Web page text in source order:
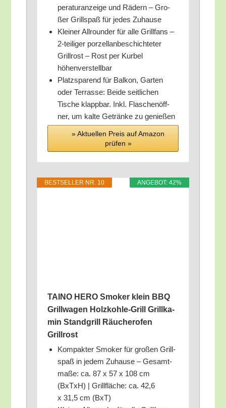
pe­ra­tur­an­zei­ge und Rädern – Gro­
ßer Grill­spaß für jedes Zuhause
Klei­ner All­roun­der für alle Grill­fans –
2‑teiliger por­zel­lan­be­schich­te­ter
Grill­rost – Rost per Kur­bel
höhenverstellbar
Platz­spa­rend für Bal­kon, Gar­ten
oder Ter­ras­se: Bei­de seit­li­chen
Tische klapp­bar. Inkl. Fla­schen­öff­
ner, um kal­te Geträn­ke zu genießen
» Aktu­el­len Preis auf Ama­zon
prü­fen »
ANGE­BOT: 42%
BEST­SEL­LER NR. 10
TAINO HERO Smo­ker klein BBQ
Grill­wa­gen Holz­koh­le-Grill Grill­ka­
min Stand­grill Räu­cher­ofen
Grillrost
Kom­pak­ter Smo­ker für gro­ßen Grill­
spaß in jedem Zuhau­se – Gesamt­
ma­ße: ca. 87 x 57 x 108 cm
(BxTxH) | Grill­flä­che: ca. 42,6
x 31,5 cm (BxT)